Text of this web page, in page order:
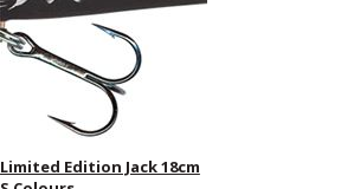
Limited Edition Jack 18cm